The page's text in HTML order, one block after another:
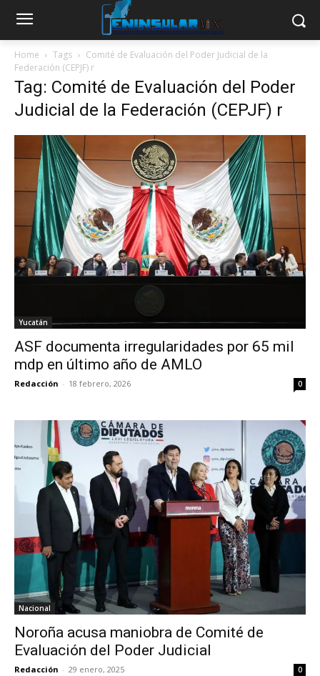
Home Tags
Comité de Evaluación del Poder Judicial de la
Federación (CEPJF) r
Tag: Comité de Evaluación del Poder
Judicial de la Federación (CEPJF) r
Yucatán
ASF documenta irregularidades por 65 mil
mdp en último año de AMLO
Redacción - 18 febrero, 2026 0
Nacional
Noroña acusa maniobra de Comité de
Evaluación del Poder Judicial
Redacción - 29 enero, 2025 0